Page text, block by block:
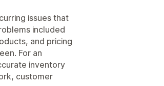
issues that
included
and pricing
For an
inventory
customer